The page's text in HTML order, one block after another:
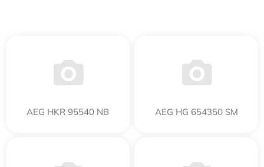
AEG HKR 95540 NB AEG HG 654350 SM